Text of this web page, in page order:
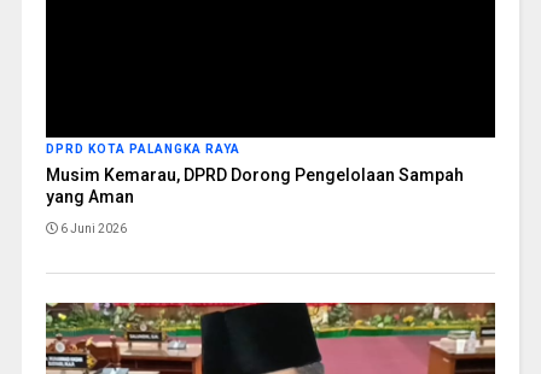
DPRD KOTA PALANGKA RAYA
Musim Kemarau, DPRD Dorong Pengelolaan Sampah
yang Aman
6 Juni 2026